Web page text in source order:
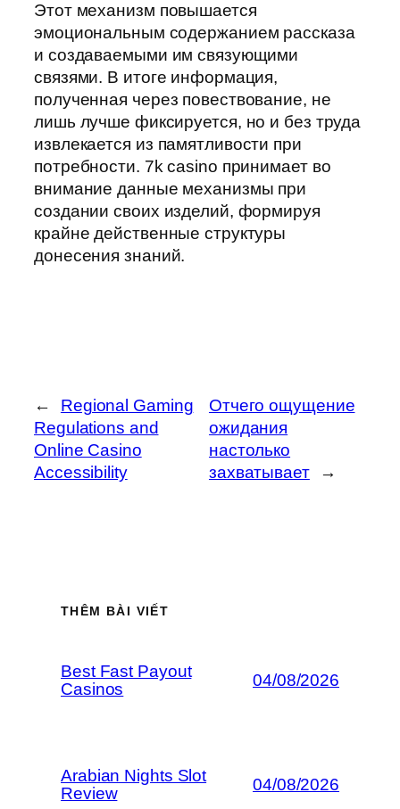
Этот механизм повышается
эмоциональным содержанием рассказа
и создаваемыми им связующими
связями. В итоге информация,
полученная через повествование, не
лишь лучше фиксируется, но и без труда
извлекается из памятливости при
потребности. 7k casino принимает во
внимание данные механизмы при
создании своих изделий, формируя
крайне действенные структуры
донесения знаний.
←
Regional Gaming
Regulations and
Online Casino
Accessibility
Отчего ощущение
ожидания
настолько
захватывает
→
THÊM BÀI VIẾT
Best Fast Payout
Casinos
04/08/2026
Arabian Nights Slot
Review
04/08/2026